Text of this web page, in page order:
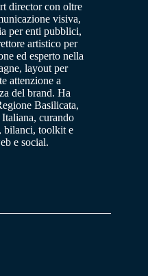
director con oltre
visiva,
per enti pubblici,
artistico per
ed esperto nella
layout per
attenzione a
del brand. Ha
Basilicata,
curando
bilanci, toolkit e
e social.